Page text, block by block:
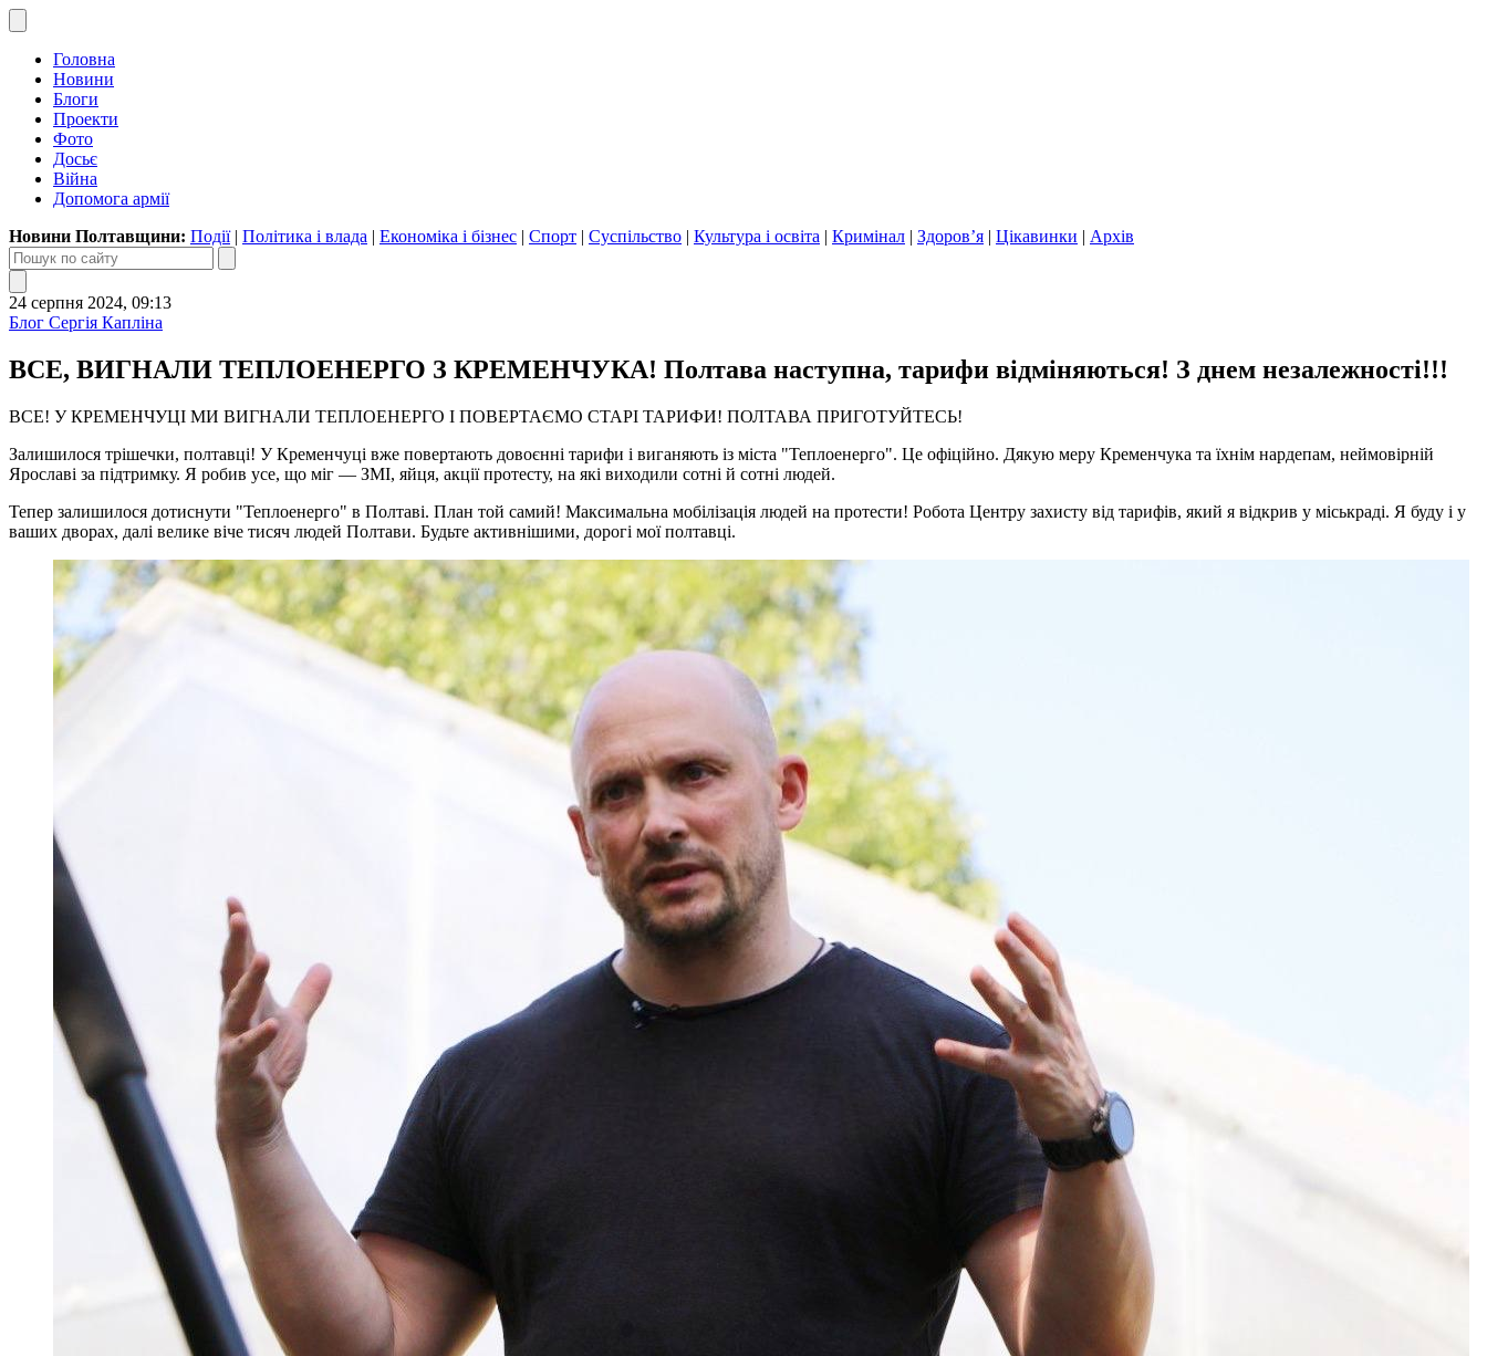
Головна
Новини
Блоги
Проекти
Фото
Досьє
Війна
Допомога армії
Новини Полтавщини: Події| Політика і влада | Економіка і бізнес | Спорт | Суспільство | Культура і освіта | Кримінал | Здоров’я | Цікавинки | Архів
24 серпня 2024, 09:13
Блог Сергія Капліна
ВСЕ, ВИГНАЛИ ТЕПЛОЕНЕРГО З КРЕМЕНЧУКА! Полтава наступна, тарифи відміняються! З днем незалежності!!!
ВСЕ! У КРЕМЕНЧУЦІ МИ ВИГНАЛИ ТЕПЛОЕНЕРГО І ПОВЕРТАЄМО СТАРІ ТАРИФИ! ПОЛТАВА ПРИГОТУЙТЕСЬ!
Залишилося трішечки, полтавці! У Кременчуці вже повертають довоєнні тарифи і виганяють із міста "Теплоенерго". Це офіційно. Дякую меру Кременчука та їхнім нардепам, неймовірній
Ярославі за підтримку. Я робив усе, що міг — ЗМІ, яйця, акції протесту, на які виходили сотні й сотні людей.
Тепер залишилося дотиснути "Теплоенерго" в Полтаві. План той самий! Максимальна мобілізація людей на протести! Робота Центру захисту від тарифів, який я відкрив у міськраді. Я буду і у
ваших дворах, далі велике віче тисяч людей Полтави. Будьте активнішими, дорогі мої полтавці.